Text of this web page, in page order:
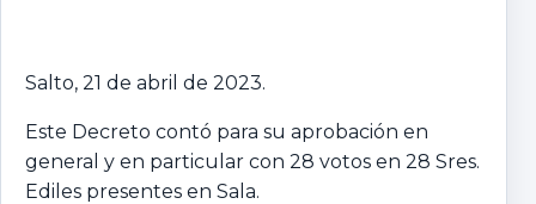
Salto, 21 de abril de 2023.
Este Decreto contó para su aprobación en
general y en particular con 28 votos en 28 Sres.
Ediles presentes en Sala.